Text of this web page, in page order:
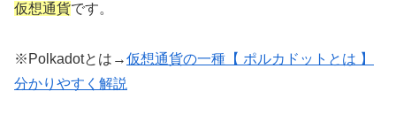
仮想通貨です。
※Polkadotとは→仮想通貨の一種【 ポルカドットとは 】
分かりやすく解説